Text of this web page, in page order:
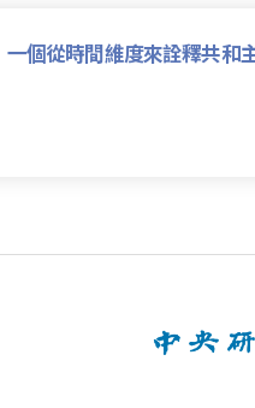
個從時間維度來詮釋共和